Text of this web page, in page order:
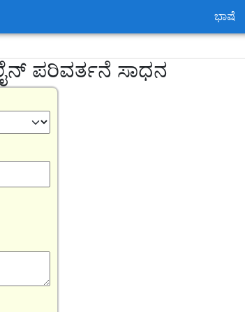
ಭಾಷೆ
ಪರಿವರ್ತನೆ ಸಾಧನ